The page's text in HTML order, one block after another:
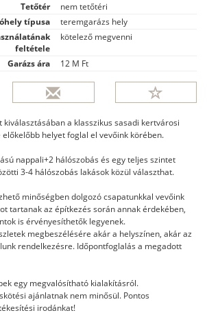
Tetőtér
nem tetőtéri
típusa
teremgarázs hely
feltétele
kötelező megvenni
Garázs ára 12 M Ft
a klasszikus sasadi kertvárosi
helyet foglal el vevőink körében.
nappali+2 hálószobás és egy teljes szintet
3-4 hálószobás lakások közül választhat.
minőségben dolgozó csapatunkkal vevőink
tartanak az építkezés során annak érdekében,
is érvényesíthetők legyenek.
megbeszélésére akár a helyszínen, akár az
rendelkezésre. Időpontfoglalás a megadott
egy megvalósítható kialakításról.
ajánlatnak nem minősül. Pontos
irodánkat!